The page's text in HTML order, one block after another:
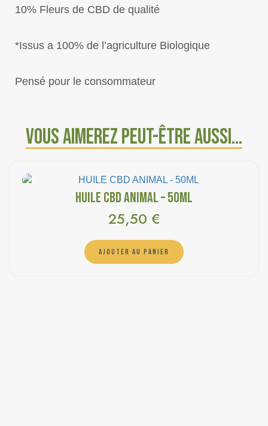
10% Fleurs de CBD de qualité
*Issus a 100% de l’agriculture Biologique
Pensé pour le consommateur
Vous aimerez peut-être aussi…
HUILE CBD ANIMAL – 50ML
25,50 €
AJOUTER AU PANIER